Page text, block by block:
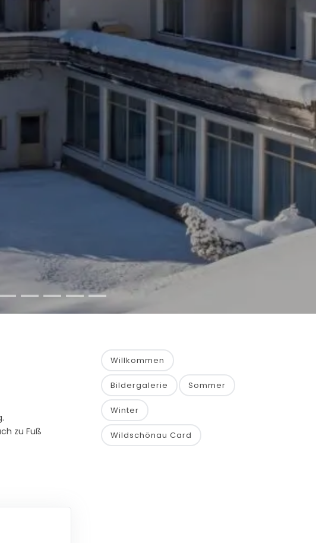
zu Fuß
Willkommen
Bildergalerie Sommer
Winter
Wildschönau Card